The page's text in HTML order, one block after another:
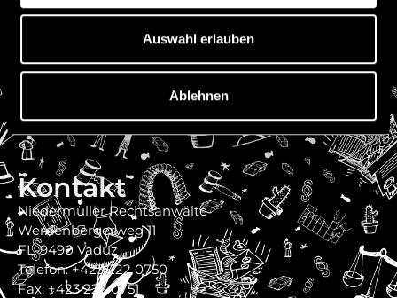
Auswahl erlauben
Ablehnen
Kontakt
Niedermüller Rechtsanwälte
Werdenbergerweg 11
FL-9490 Vaduz
Telefon: +423 222 0750
Fax: +423 222 0751